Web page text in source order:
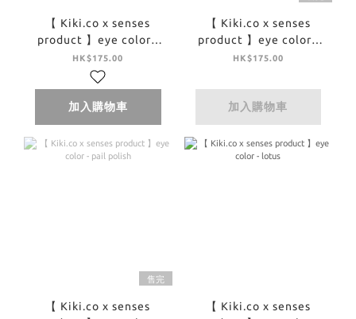
【 Kiki.co x senses
product 】eye color -
venus
HK$175.00
加入購物車
【 Kiki.co x senses
product 】eye color -
fancy
HK$175.00
加入購物車
售完
【 Kiki.co x senses
【 Kiki.co x senses